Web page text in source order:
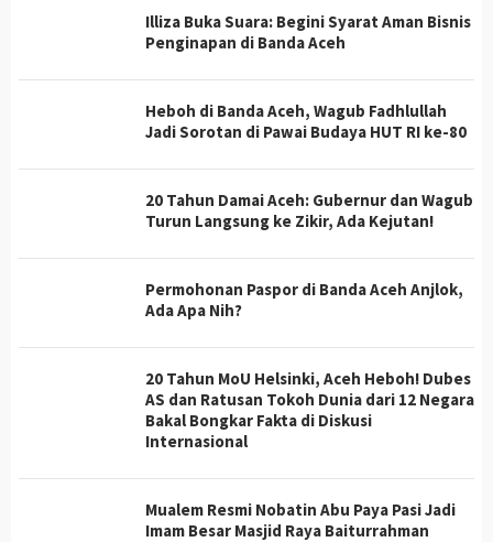
Illiza Buka Suara: Begini Syarat Aman Bisnis
Penginapan di Banda Aceh
Heboh di Banda Aceh, Wagub Fadhlullah
Jadi Sorotan di Pawai Budaya HUT RI ke-80
20 Tahun Damai Aceh: Gubernur dan Wagub
Turun Langsung ke Zikir, Ada Kejutan!
Permohonan Paspor di Banda Aceh Anjlok,
Ada Apa Nih?
20 Tahun MoU Helsinki, Aceh Heboh! Dubes
AS dan Ratusan Tokoh Dunia dari 12 Negara
Bakal Bongkar Fakta di Diskusi
Internasional
Mualem Resmi Nobatin Abu Paya Pasi Jadi
Imam Besar Masjid Raya Baiturrahman